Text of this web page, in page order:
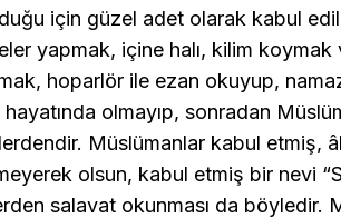
için güzel adet olarak kabul
yapmak, içine halı, kilim koymak
hoparlör ile ezan okuyup,
olmayıp, sonradan
Müslümanlar kabul etmiş,
olsun, kabul etmiş bir nevi
salavat okunması da böyledir.